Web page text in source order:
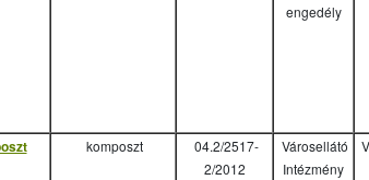
engedély
komposzt
04.2/2517-
2/2012
Városellátó
Intézmény